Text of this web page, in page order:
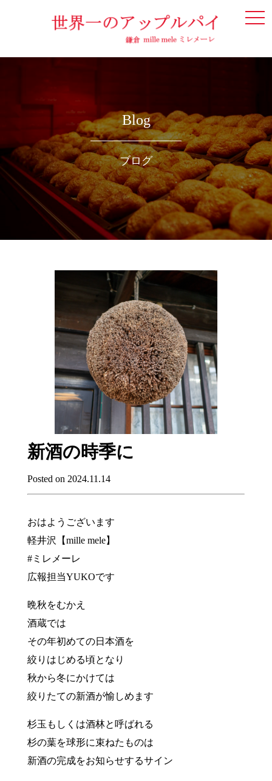
Blog
ブログ
新酒の時季に
Posted on 2024.11.14
おはようございます
軽井沢【mille mele】
#ミレメーレ
広報担当YUKOです
晩秋をむかえ
酒蔵では
その年初めての日本酒を
絞りはじめる頃となり
秋から冬にかけては
絞りたての新酒が愉しめます
杉玉もしくは酒林と呼ばれる
杉の葉を球形に束ねたものは
新酒の完成をお知らせするサイン